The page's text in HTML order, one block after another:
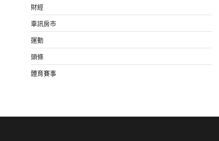
財經
車訊房市
運動
頭條
體育賽事